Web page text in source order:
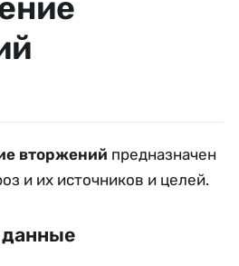
вторжений предназначен
и их источников и целей.